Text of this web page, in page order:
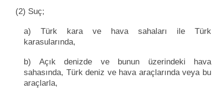
(2) Suç;
a) Türk kara ve hava sahaları ile Türk
karasularında,
b) Açık denizde ve bunun üzerindeki hava
sahasında, Türk deniz ve hava araçlarında veya bu
araçlarla,